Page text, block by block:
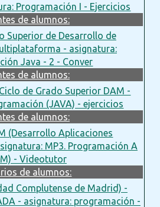
Programación I - Ejercicios
de alumnos:
Superior de Desarrollo de
- asignatura:
Java - 2 - Conver
de alumnos:
de Grado Superior DAM -
(JAVA) - ejercicios
de alumnos:
(Desarrollo Aplicaciones
MP3. Programación A
- Videotutor
de alumnos:
Complutense de Madrid) -
- asignatura: programación -